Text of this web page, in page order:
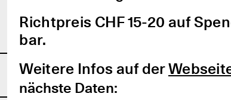
Richtpreis CHF 15-20 auf
bar.
Weitere Infos auf der
nächste Daten: